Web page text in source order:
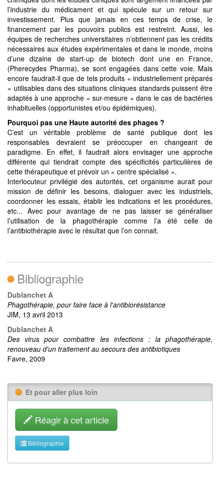
l’industrie du médicament et qui spécule sur un retour sur
investissement. Plus que jamais en ces temps de crise, le
financement par les pouvoirs publics est restreint. Aussi, les
équipes de recherches universitaires n’obtiennent pas les crédits
nécessaires aux études expérimentales et dans le monde, moins
d’une dizaine de start-up de biotech dont une en France,
(Pherecydes Pharma), se sont engagées dans cette voie. Mais
encore faudrait-il que de tels produits « industriellement préparés
» utilisables dans des situations cliniques standards puissent être
adaptés à une approche « sur-mesure » dans le cas de bactéries
inhabituelles (opportunistes et/ou épidémiques).
Pourquoi pas une Haute autorité des phages ?
C’est un véritable problème de santé publique dont les
responsables devraient se préoccuper en changeant de
paradigme. En effet, il faudrait alors envisager une approche
différente qui tiendrait compte des spécificités particulières de
cette thérapeutique et prévoir un « centre spécialisé ».
Interlocuteur privilégié des autorités, cet organisme aurait pour
mission de définir les besoins, dialoguer avec les industriels,
coordonner les essais, établir les indications et les procédures,
etc... Avec pour avantage de ne pas laisser se généraliser
l’utilisation de la phagothérapie comme l’a été celle de
l’antibiothérapie avec le résultat que l’on connait.
Bibliographie
Dublanchet A
Phagothérapie, pour faire face à l'antibiorésistance
JIM, 13 avril 2013
Dublanchet A
Des virus pour combattre les infections : la phagothérapie,
renouveau d'un traitement au secours des antibiotiques
Favre, 2009
Et pour aller plus loin
Réagir à cet article
Bibliographie